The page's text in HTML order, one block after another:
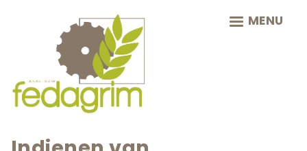
navigation
MENU